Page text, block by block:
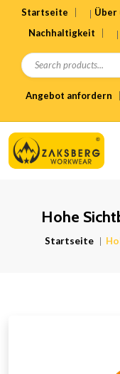
Startseite Über
Nachhaltigkeit
Angebot anfordern
Hohe
Startseite